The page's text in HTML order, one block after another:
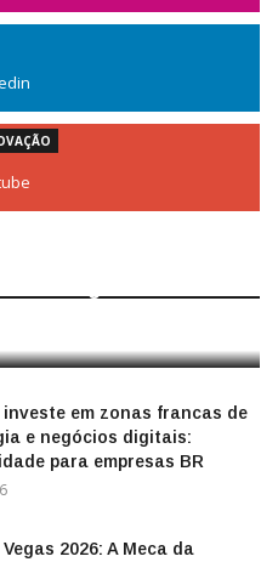
Empresários
de Negócios China
investe em zonas francas de
e negócios digitais:
para empresas BR
Vegas 2026: A Meca da